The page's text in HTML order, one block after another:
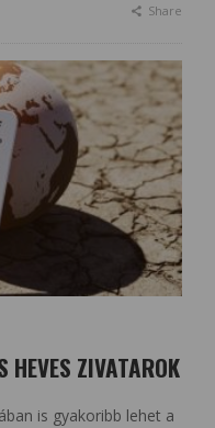
Share
HEVES ZIVATAROK
is gyakoribb lehet a